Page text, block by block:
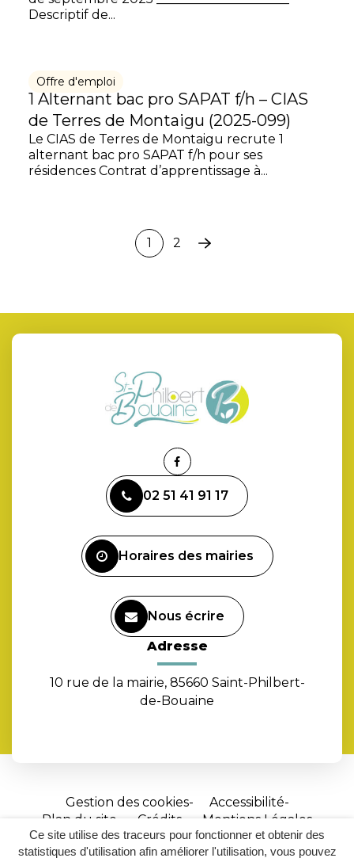
Ce site utilise des traceurs pour fonctionner et obtenir des
statistiques d'utilisation afin améliorer l'utilisation, vous pouvez
Descriptif de...
Offre d'emploi
1 Alternant bac pro SAPAT f/h – CIAS
de Terres de Montaigu (2025-099)
Le CIAS de Terres de Montaigu recrute 1
alternant bac pro SAPAT f/h pour ses
résidences Contrat d’apprentissage à...
1 2
Page
Lien
le
compte
02 51 41 91 17
Horaires des mairies
Nous écrire
Adresse
10 rue de la mairie, 85660 Saint-Philbert-
de-Bouaine
Gestion des cookies
Accessibilité
Plan du site
Crédits
Mentions Légales
Site